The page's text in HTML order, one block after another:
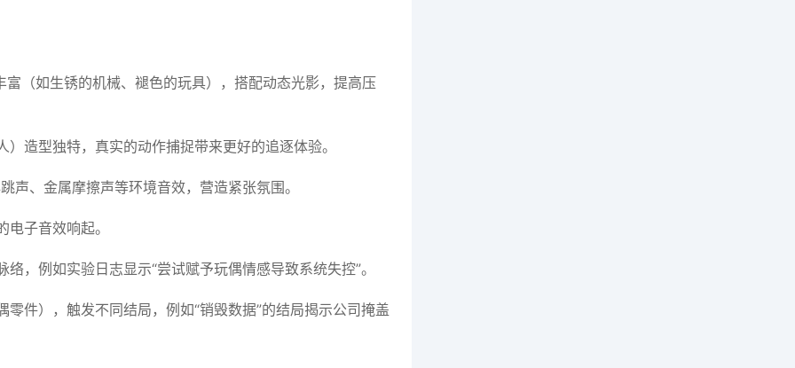
（如生锈的机械、褪色的玩具），搭配动态光影，提高压
造型独特，真实的动作捕捉带来更好的追逐体验。
、金属摩擦声等环境音效，营造紧张氛围。
子音效响起。
，例如实验日志显示“尝试赋予玩偶情感导致系统失控”。
件），触发不同结局，例如“销毁数据”的结局揭示公司掩盖